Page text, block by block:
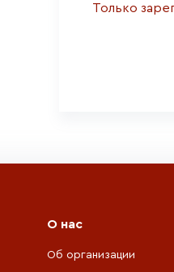
Только
О нас
Об организации